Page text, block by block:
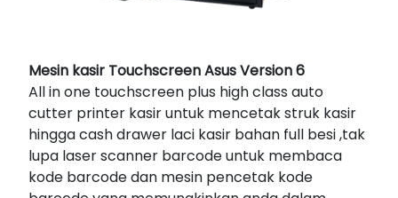
Mesin kasir Touchscreen Asus Version 6
All in one touchscreen plus high class auto
cutter printer kasir untuk mencetak struk kasir
hingga cash drawer laci kasir bahan full besi ,tak
lupa laser scanner barcode untuk membaca
kode barcode dan mesin pencetak kode